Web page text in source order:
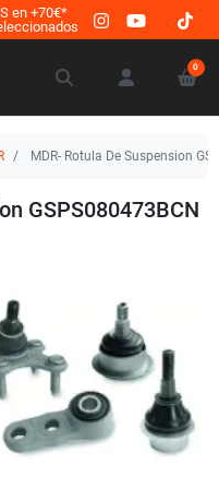
en +70€*
0
MDR- Rotula De Suspension
GSPS080473BCN